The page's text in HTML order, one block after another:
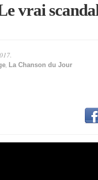
vrai
, La Chanson du Jour